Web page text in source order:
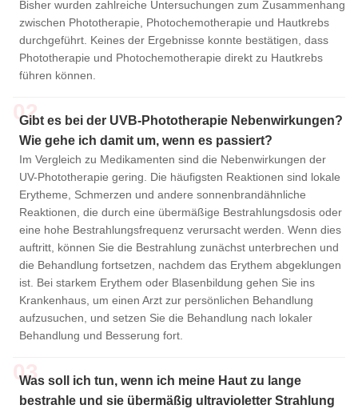
Bisher wurden zahlreiche Untersuchungen zum Zusammenhang
zwischen Phototherapie, Photochemotherapie und Hautkrebs
durchgeführt. Keines der Ergebnisse konnte bestätigen, dass
Phototherapie und Photochemotherapie direkt zu Hautkrebs
führen können.
02
Gibt es bei der UVB-Phototherapie Nebenwirkungen?
Wie gehe ich damit um, wenn es passiert?
Im Vergleich zu Medikamenten sind die Nebenwirkungen der
UV-Phototherapie gering. Die häufigsten Reaktionen sind lokale
Erytheme, Schmerzen und andere sonnenbrandähnliche
Reaktionen, die durch eine übermäßige Bestrahlungsdosis oder
eine hohe Bestrahlungsfrequenz verursacht werden. Wenn dies
auftritt, können Sie die Bestrahlung zunächst unterbrechen und
die Behandlung fortsetzen, nachdem das Erythem abgeklungen
ist. Bei starkem Erythem oder Blasenbildung gehen Sie ins
Krankenhaus, um einen Arzt zur persönlichen Behandlung
aufzusuchen, und setzen Sie die Behandlung nach lokaler
Behandlung und Besserung fort.
03
Was soll ich tun, wenn ich meine Haut zu lange
bestrahle und sie übermäßig ultravioletter Strahlung